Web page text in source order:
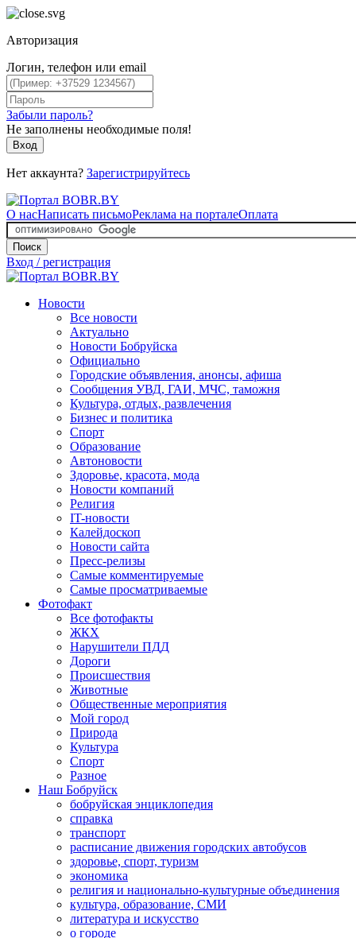
Авторизация
Логин, телефон или email
Забыли пароль?
Не заполнены необходимые поля!
Вход
Нет аккаунта? Зарегистрируйтесь
О насНаписать письмоРеклама на порталеОплата
Поиск
Вход / регистрация
Новости
Все новости
Актуально
Новости Бобруйска
Официально
Городские объявления, анонсы, афиша
Сообщения УВД, ГАИ, МЧС, таможня
Культура, отдых, развлечения
Бизнес и политика
Спорт
Образование
Автоновости
Здоровье, красота, мода
Новости компаний
Религия
IT-новости
Калейдоскоп
Новости сайта
Пресс-релизы
Самые комментируемые
Самые просматриваемые
Фотофакт
Все фотофакты
ЖКХ
Нарушители ПДД
Дороги
Происшествия
Животные
Общественные мероприятия
Мой город
Природа
Культура
Спорт
Разное
Наш Бобруйск
бобруйская энциклопедия
справка
транспорт
расписание движения городских автобусов
здоровье, спорт, туризм
экономика
религия и национально-культурные объединения
культура, образование, СМИ
литература и искусство
о городе